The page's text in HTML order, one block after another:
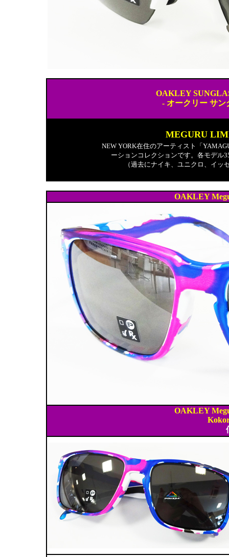
OAKLEY
- オークリー サ
MEGURU
NEW YORK在住のアーティスト「
ーションコレクションです。各モデル
（過去にナイキ、ユニクロ、イ
OAKLEY
OAKLEY